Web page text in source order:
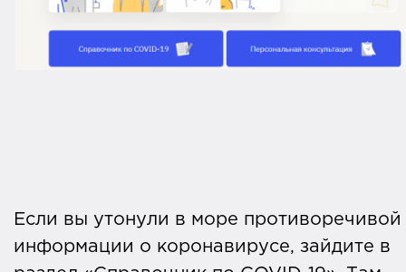
Если вы утонули в море противоречивой
информации о коронавирусе, зайдите в